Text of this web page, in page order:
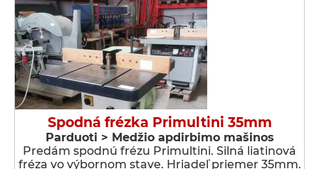
Spodná frézka Primultini 35mm
Parduoti > Medžio apdirbimo mašinos
Predám spodnú frézu Primultini. Silná liatinová
fréza vo výbornom stave. Hriadeľ priemer 35mm.